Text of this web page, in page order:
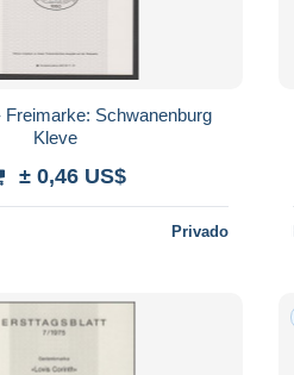
Freimarke: Schwanenburg
Kleve
± 0,46 US$
Privado